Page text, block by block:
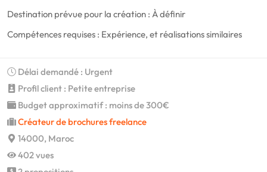
Destination prévue pour la création : À définir
Compétences requises : Expérience, et réalisations similaires
Délai demandé : Urgent
Profil client : Petite entreprise
Budget approximatif : moins de 300€
Créateur de brochures freelance
14000, Maroc
402 vues